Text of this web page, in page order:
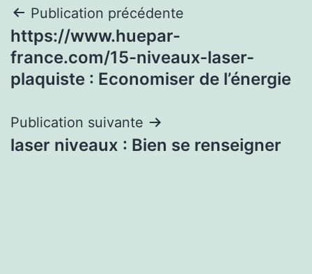
Navigation
de
l’article
Publication précédente
https://www.huepar-
france.com/15-niveaux-laser-
plaquiste : Economiser de l’énergie
Publication suivante
laser niveaux : Bien se renseigner